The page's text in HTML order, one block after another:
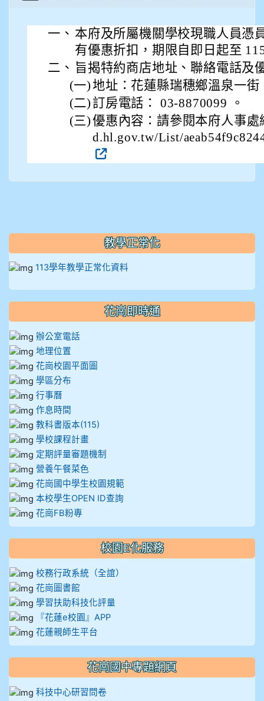
907張晏寧
908彭主豪
909林柏翰
909林玉楓
910謝尚橙
911王祉傑
911張 婷
912彭子宸
914王苡澄
一、 本府及所屬機關學校現職人員憑
有優惠折扣，期限自即日起至
二、 旨揭特約商店地址、聯絡電話及
(一)地址：花蓮縣瑞穗鄉溫泉一街
(二) 訂房電話： 03-8870099 。
(三)優惠內容：請參閱本府人事
d.hl.gov.tw/List/
教學正常化
113學年教學正常化資料
花崗即時通
辦公室電話
地理位置
花崗校園平面圖
學區分布
行事曆
作息時間
教科書版本(115)
學校課程計畫
定期評量審題機制
營養午餐菜色
花崗國中學生校園規範
本校學生OPEN ID查詢
花崗FB粉專
校園E化服務
校務行政系統（全誼）
花崗圖書館
學習扶助科技化評量
『花蓮e校園』APP
花蓮親師生平台
花崗國中專題網頁
科技中心研習問卷